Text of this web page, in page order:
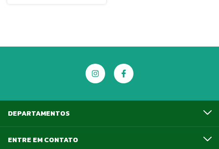
DEPARTAMENTOS
ENTRE EM CONTATO